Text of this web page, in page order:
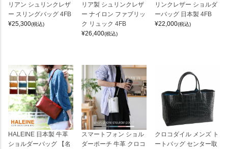
リアン シュリンクレザ
ー スリングバッグ 4FB
¥25,300(税込)
リア製 シュリンクレザ
ー ナイロン ファブリッ
ク リュック 4FB
¥26,400(税込)
リンクレザー ショルダ
ーバッグ 日本製 4FB
¥22,000(税込)
HALEINE 日本製 牛革
ショルダーバッグ 【名
スマートフォン ショル
ダーポーチ 牛革 クロコ
クロコダイル メンズ ト
ートバッグ センター取